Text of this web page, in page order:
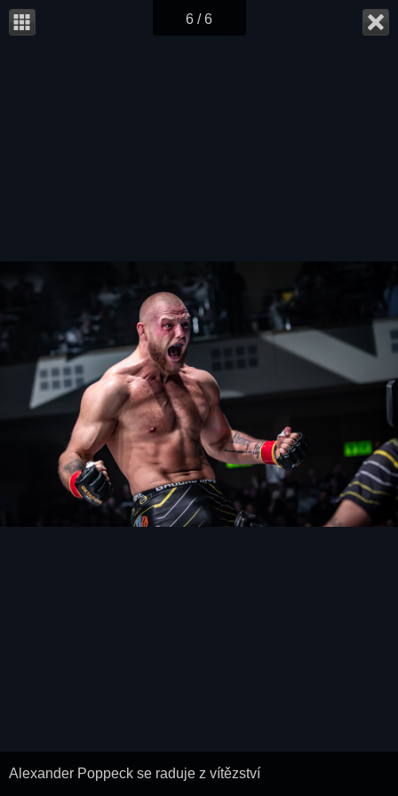
6 / 6
Alexander Poppeck se raduje z vítězství